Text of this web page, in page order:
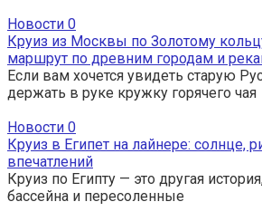
Новости 0
Круиз из Москвы по Золотому
маршрут по древним городам и
Если вам хочется увидеть старую
держать в руке кружку горячего чая
Новости 0
Круиз в Египет на лайнере: солнце,
впечатлений
Круиз по Египту — это другая
бассейна и пересоленные